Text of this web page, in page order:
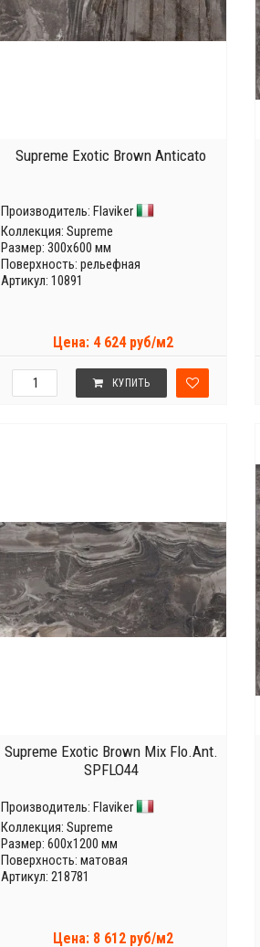
Supreme Exotic Brown Anticato
Производитель: Flaviker
Коллекция: Supreme
Размер: 300x600 мм
Поверхность: рельефная
Артикул: 10891
Цена: 4 624 руб/м2
КУПИТЬ
Supreme Exotic Brown Mix Flo.Ant.
SPFLO44
Производитель: Flaviker
Коллекция: Supreme
Размер: 600x1200 мм
Поверхность: матовая
Артикул: 218781
Цена: 8 612 руб/м2